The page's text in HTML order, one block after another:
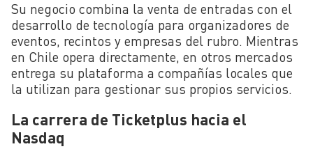
Su negocio combina la venta de entradas con el
desarrollo de tecnología para organizadores de
eventos, recintos y empresas del rubro. Mientras
en Chile opera directamente, en otros mercados
entrega su plataforma a compañías locales que
la utilizan para gestionar sus propios servicios.
La carrera de Ticketplus hacia el
Nasdaq